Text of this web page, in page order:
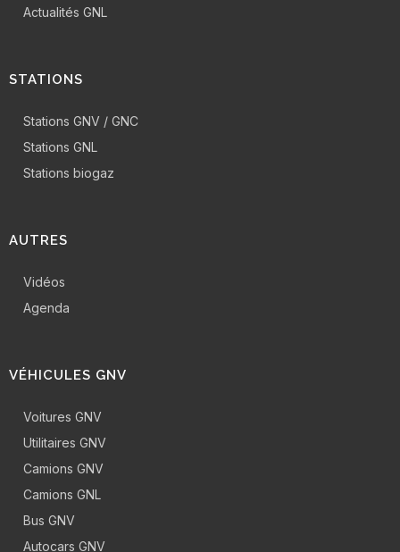
Actualités GNL
STATIONS
Stations GNV / GNC
Stations GNL
Stations biogaz
AUTRES
Vidéos
Agenda
VÉHICULES GNV
Voitures GNV
Utilitaires GNV
Camions GNV
Camions GNL
Bus GNV
Autocars GNV